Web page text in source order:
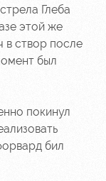
Глеба
этой же
в створ после
был
покинул
бил